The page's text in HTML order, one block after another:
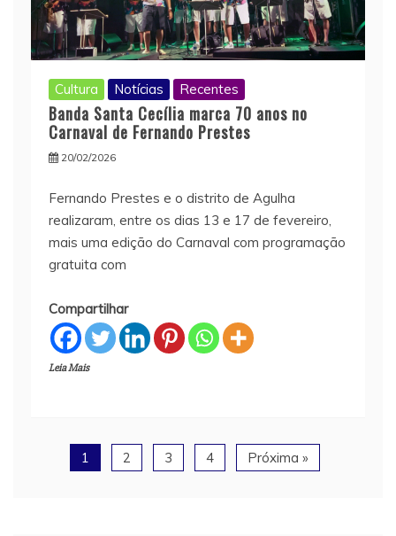
Cultura Notícias Recentes
Banda Santa Cecília marca 70 anos no
Carnaval de Fernando Prestes
20/02/2026
Fernando Prestes e o distrito de Agulha
realizaram, entre os dias 13 e 17 de fevereiro,
mais uma edição do Carnaval com programação
gratuita com
Compartilhar
Leia Mais
1 2 3 4 Próxima »